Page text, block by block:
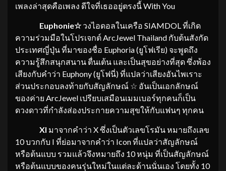
เพลงล่าสุดคือเพลง ดีใจที่เธออยู่ตรงนี้ With You
Euphonie☆วงไอดอลในเครือ SIAMDOL ที่เกิด
ความร่วมมือในโปรเจกต์ ArcJewel Thailand กับต้นสังกัด
ประเทศญี่ปุ่น ที่มาของชื่อ Euphoria (ยูโฟเรีย) จะพูดถึง
ความรู้สึกสนุกสนาน ตื่นเต้น และเป็นสุขอย่างที่สุด ซึ่งพ้อง
เสียงกับคำว่า Euphony (ยูโฟนี่) ที่แปลว่าเสียงอันไพเราะ
ส่วนประกอบลงท้ายกับสัญลักษณ์ ☆ อันเป็นเอกลักษณ์
ของค่าย ArcJewel เปรียบเสมือนเมมเบอร์ทุกคนก็เป็น
ดวงดาวที่กำลังส่องประกายความสุขให้กับแฟนๆ ทุกคน
XI มาจากคำว่า X ซึ่งเป็นตัวเลขโรมัน หมายถึงเลข
10 บวกกับ I ที่ย่อมาจากคำว่า Icon ที่แปลว่าสัญลักษณ์
หรือต้นแบบ รวมแล้วจึงหมายถึง 10 หนุ่ม ที่เป็นสัญลักษณ์
หรือต้นแบบของคนรุ่นใหม่ในแต่ละด้านนั่นเอง โดยทั้ง 10